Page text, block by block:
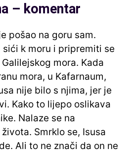
– komentar
pošao na goru sam.
k moru i pripremiti se
mora. Kada
mora, u Kafarnaum,
nije bilo s njima, jer je
Kako to lijepo oslikava
Nalaze se na
Smrklo se, Isusa
Ali to ne znači da on ne